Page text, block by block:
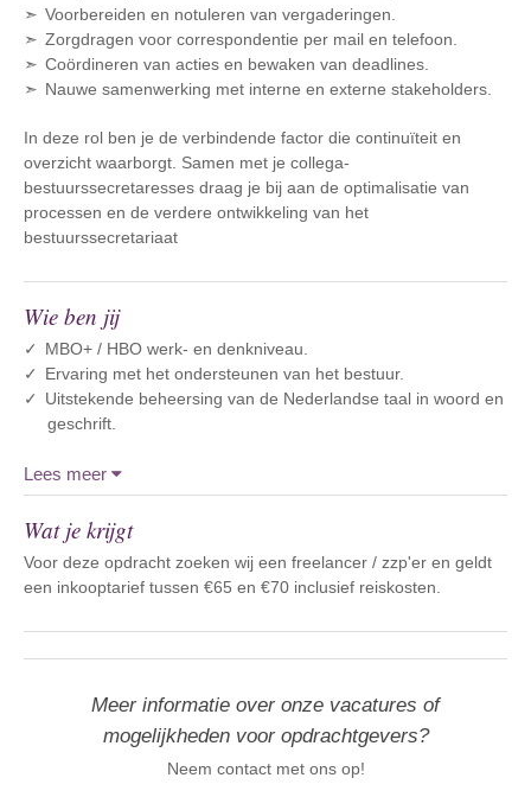
Voorbereiden en notuleren van vergaderingen.
Zorgdragen voor correspondentie per mail en telefoon.
Coördineren van acties en bewaken van deadlines.
Nauwe samenwerking met interne en externe stakeholders.
In deze rol ben je de verbindende factor die continuïteit en
overzicht waarborgt. Samen met je collega-
bestuurssecretaresses draag je bij aan de optimalisatie van
processen en de verdere ontwikkeling van het
bestuurssecretariaat
Wie ben jij
MBO+ / HBO werk- en denkniveau.
Ervaring met het ondersteunen van het bestuur.
Uitstekende beheersing van de Nederlandse taal in woord en
geschrift.
Lees meer
Wat je krijgt
Voor deze opdracht zoeken wij een freelancer / zzp'er en geldt
een inkooptarief tussen €65 en €70 inclusief reiskosten.
Meer informatie over onze vacatures of
mogelijkheden voor opdrachtgevers?
Neem contact met ons op!